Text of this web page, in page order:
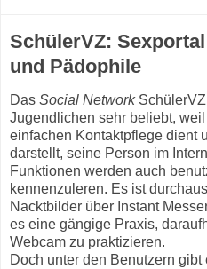
SchülerVZ:
und Pädophile
Das Social NetworkSchülerVZ
Jugendlichen sehr beliebt,
einfachen Kontaktpflege dient
darstellt, seine Person im
Funktionen werden auch
kennenzuleren. Es ist
Nacktbilder über Instant
es eine gängige Praxis,
Webcam zu praktizieren.
Doch unter den Benutzern